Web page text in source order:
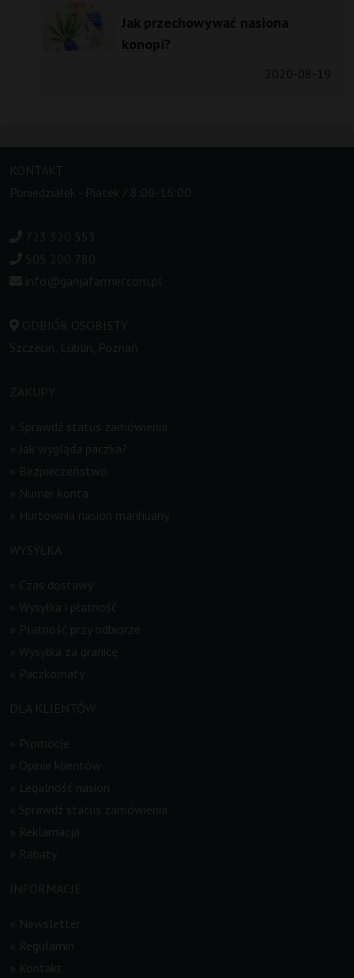
Jak przechowywać nasiona
konopi?
2020-08-19
KONTAKT
Poniedziałek - Piatek / 8:00-16:00
723 320 553
505 200 780
info@ganjafarmer.com.pl
ODBIÓR OSOBISTY
Szczecin, Lublin, Poznań
ZAKUPY
Sprawdź status zamówienia
Jak wygląda paczka?
Bezpieczeństwo
Numer konta
Hurtownia nasion marihuany
WYSYŁKA
Czas dostawy
Wysyłka i płatność
Płatność przy odbiorze
Wysyłka za granicę
Paczkomaty
DLA KLIENTÓW
Promocje
Opinie klientów
Legalność nasion
Sprawdź status zamówienia
Reklamacja
Rabaty
INFORMACJE
Newsletter
Regulamin
Kontakt